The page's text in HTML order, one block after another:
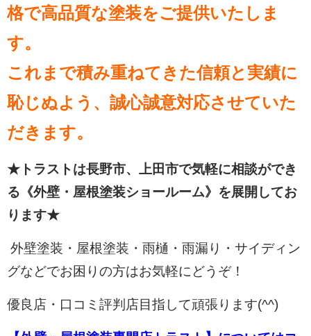
格で高品質な塗装をご提供いたしま
す。
これまで積み重ねてきた信頼と実績に
恥じぬよう、誠心誠意対応させていた
だきます。
★トラストは長野市、上田市で気軽に相談ができ
る《外壁・屋根塗装ショールーム》を展開してお
ります★
外壁塗装・屋根塗装・雨樋・雨漏り・サイディン
グなどでお困りの方はお気軽にどうぞ！
優良店・口コミ評判店目指して頑張ります(^^)